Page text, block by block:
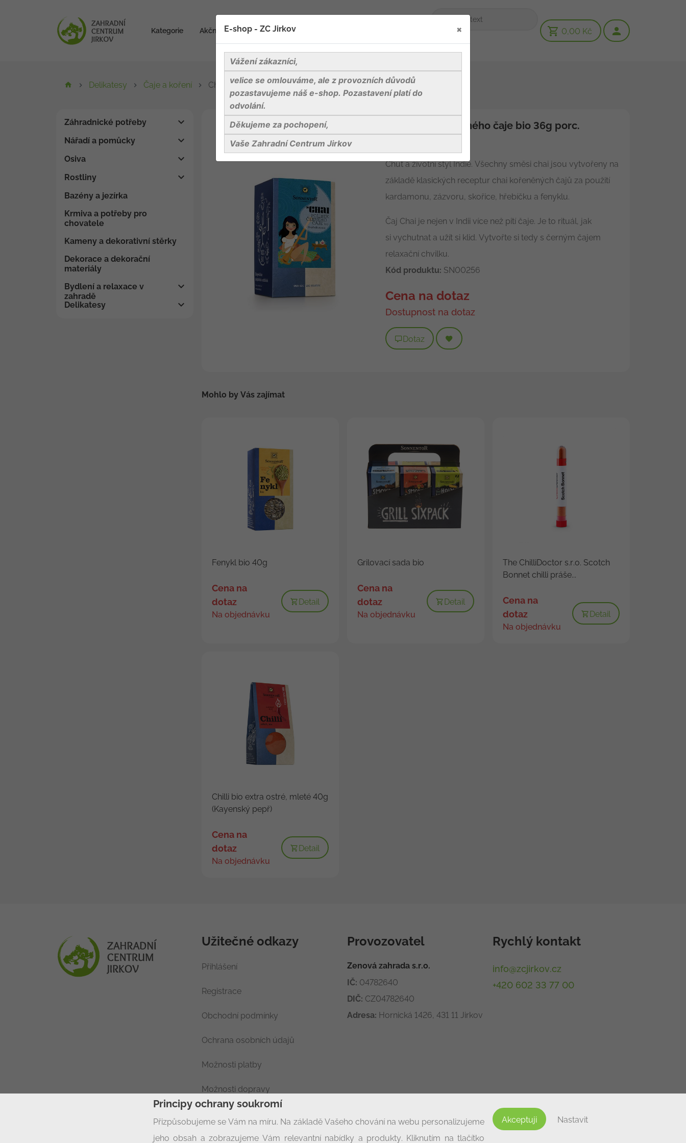
Kategorie Akční zboží Blog Kontakty 0,00 Kč
Delikatesy Čaje a koření Chai-polibek černého čaje bio 36g porc. dvoukomorový
Záhradnické potřeby
Nářadí a pomůcky
Osiva
Rostliny
Bazény a jezírka
Krmiva a potřeby pro
chovatele
Kameny a dekorativní stěrky
Dekorace a dekorační
materiály
Bydlení a relaxace v
zahradě
Delikatesy
Chai-polibek černého čaje bio 36g porc.
dvoukomorový
Chuť a životní styl Indie. Všechny směsi chai jsou vytvořeny na
základě klasických receptur chai kořeněných čajů za použití
kardamonu, zázvoru, skořice, hřebíčku a fenyklu.
Čaj Chai je nejen v Indii více než pití čaje. Je to rituál, jak
si vychutnat a užít si klid. Vytvořte si tedy s černým čajem
relaxační chvilku.
Kód produktu: SN00256
Cena na dotaz
Dostupnost na dotaz
Dotaz
Mohlo by Vás zajímat
Fenykl bio 40g
Cena na
dotaz
Na objednávku
Detail
Grilovací sada bio
Cena na
dotaz
Na objednávku
Detail
The ChilliDoctor s.r.o. Scotch
Bonnet chilli práše...
Cena na
dotaz
Na objednávku
Detail
Chilli bio extra ostré, mleté 40g
(Kayenský pepř)
Cena na
dotaz
Na objednávku
Detail
Užitečné odkazy
Přihlášení
Registrace
Obchodní podmínky
Ochrana osobních údajů
Možnosti platby
Možnosti dopravy
Provozovatel
Zenová zahrada s.r.o.
IČ: 04782640
DIČ: CZ04782640
Adresa: Hornická 1426, 431 11 Jirkov
Rychlý kontakt
info@zcjirkov.cz
+420 602 33 77 00
Principy ochrany soukromí
Přizpůsobujeme se Vám na míru. Na základě Vašeho chování na webu personalizujeme
jeho obsah a zobrazujeme Vám relevantní nabídky a produkty. Kliknutím na tlačítko
Akceptuji Nastavit
E-shop - ZC Jirkov ×
Vážení zákazníci,
velice se omlouváme, ale z provozních důvodů
pozastavujeme náš e-shop. Pozastavení platí do
odvolání.
Děkujeme za pochopení,
Vaše Zahradní Centrum Jirkov